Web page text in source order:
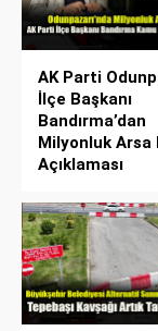
AK Parti
İlçe Başkanı
Bandırma’dan
Milyonluk Arsa
Açıklaması